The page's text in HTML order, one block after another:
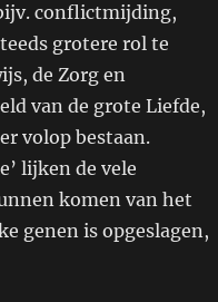
conflictmijding,
grotere rol te
de Zorg en
van de grote Liefde,
volop bestaan.
lijken de vele
komen van het
genen is opgeslagen,